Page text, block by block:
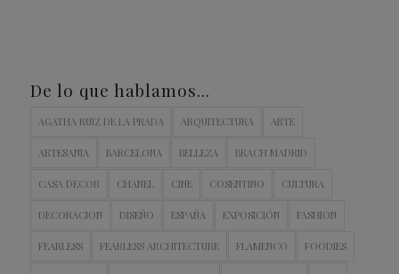
De lo que hablamos…
AGATHA RUIZ DE LA PRADA ARQUITECTURA ARTE
ARTESANIA BARCELONA BELLEZA BRACH MADRID
CASA DECOR CHANEL CINE COSENTINO CULTURA
DECORACION DISEÑO ESPAÑA EXPOSICIÓN FASHION
FEARLESS FEARLESS ARCHITECTURE FLAMENCO FOODIES